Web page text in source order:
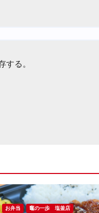
する。
お弁当 竈の一歩 塩釜店